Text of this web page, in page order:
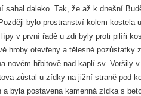
sahal daleko. Tak, že až k dnešní
bylo prostranství kolem kostela
v první řadě u zdi byly proti pilíři
hroby otevřeny a tělesné pozůstatky
novém hřbitově nad kaplí sv. Voršily
zůstal u zídky na jižní straně pod
byla postavena kamenná zídka s